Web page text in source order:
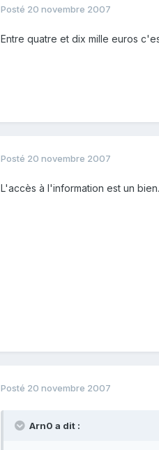
Posté 20 novembre 2007
Entre quatre et dix mille euros
Posté 20 novembre 2007
L'accès à l'information est un
Posté 20 novembre 2007
Arn0 a dit :